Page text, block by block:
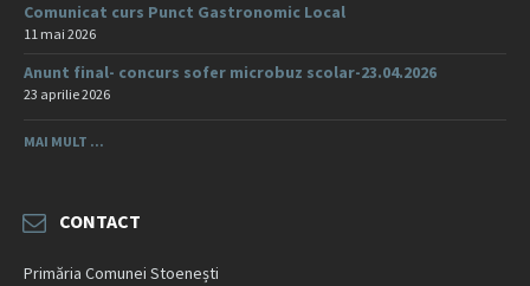
Comunicat curs Punct Gastronomic Local
11 mai 2026
Anunt final- concurs sofer microbuz scolar-23.04.2026
23 aprilie 2026
MAI MULT ...
CONTACT
Primăria Comunei Stoenești